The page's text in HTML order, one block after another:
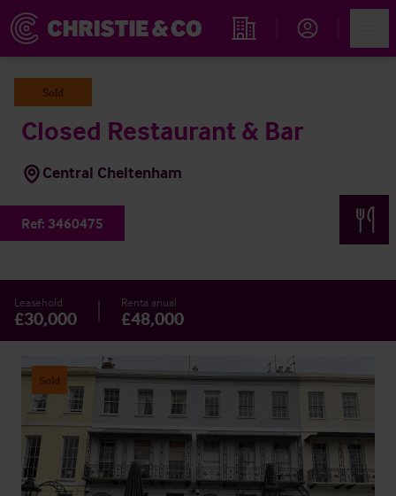
Propiedades
Sold
Closed Restaurant & Bar
Central Cheltenham
Ref: 3460475
Leasehold
£30,000
Renta anual
£48,000
Sold